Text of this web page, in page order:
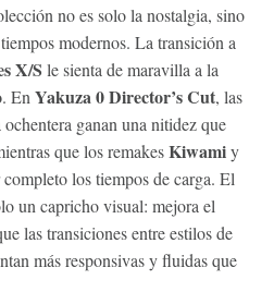
no es solo la nostalgia, sino
modernos. La transición a
X/S le sienta de maravilla a la
. En Yakuza 0 Director’s Cut, las
ganan una nitidez que
que los remakesKiwamiy
los tiempos de carga. El
un capricho visual: mejora el
las transiciones entre estilos de
más responsivas y fluidas que